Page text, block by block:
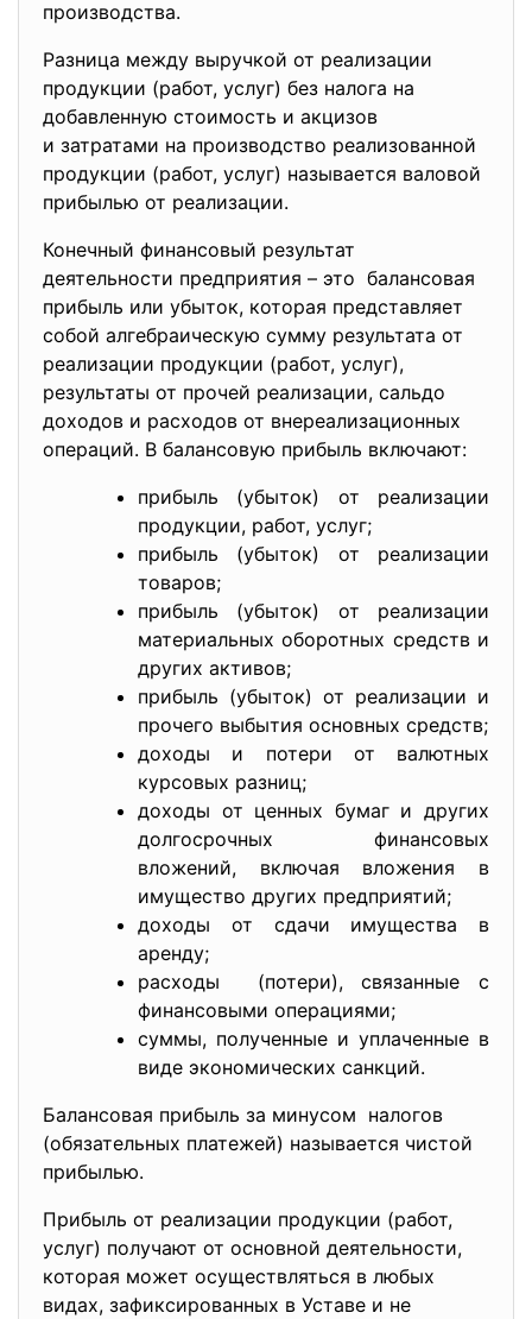
производства.
Разница между выручкой от реализации
продукции (работ, услуг) без налога на
добавленную стоимость и акцизов
и затратами на производство реализованной
продукции (работ, услуг) называется валовой
прибылью от реализации.
Конечный финансовый результат
деятельности предприятия – это балансовая
прибыль или убыток, которая представляет
собой алгебраическую сумму результата от
реализации продукции (работ, услуг),
результаты от прочей реализации, сальдо
доходов и расходов от внереализационных
операций. В балансовую прибыль включают:
прибыль (убыток) от реализации
продукции, работ, услуг;
прибыль (убыток) от реализации
товаров;
прибыль (убыток) от реализации
материальных оборотных средств и
других активов;
прибыль (убыток) от реализации и
прочего выбытия основных средств;
доходы и потери от валютных
курсовых разниц;
доходы от ценных бумаг и других
долгосрочных финансовых
вложений, включая вложения в
имущество других предприятий;
доходы от сдачи имущества в
аренду;
расходы (потери), связанные с
финансовыми операциями;
суммы, полученные и уплаченные в
виде экономических санкций.
Балансовая прибыль за минусом налогов
(обязательных платежей) называется чистой
прибылью.
Прибыль от реализации продукции (работ,
услуг) получают от основной деятельности,
которая может осуществляться в любых
видах, зафиксированных в Уставе и не